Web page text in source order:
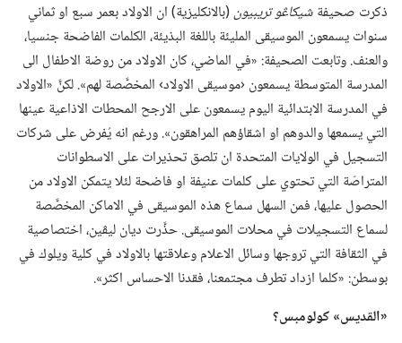
ذكرت صحيفةشيكاڠو تريبيون‏(‏بالانكليزية)‏ ان الاولاد بعمر سبع او ثماني
سنوات يسمعون الموسيقى المليئة باللغة البذيئة،‏ الكلمات الفاضحة جنسيا،‏
والعنف.‏ وتابعت الصحيفة:‏ «في الماضي،‏ كان الاولاد من روضة الاطفال الى
المدرسة المتوسطة يسمعون ‹موسيقى الاولاد› المخصَّصة لهم».‏ لكنَّ «الاولاد
في المدرسة الابتدائية اليوم يسمعون على الارجح المحطات الاذاعية عينها
التي يسمعها والدوهم او اشقاؤهم المراهقون».‏ ورغم انه يُفرض على شركات
التسجيل في الولايات المتحدة ان تلصق تحذيرات على الاسطوانات
المتراصّة التي تحتوي على كلمات عنيفة او فاضحة لئلا يتمكن الاولاد من
الحصول عليها،‏ فمن السهل سماع هذه الموسيقى في الاماكن المخصَّصة
لسماع التسجيلات في محلات الموسيقى.‏ حذَّرت ديان ليڤين،‏ اختصاصية
في الثقافة التي تروجها وسائل الاعلام وعلاقتها بالاولاد في كلية ويلوك في
بوسطن:‏ «كلما ازداد تطرف مجتمعنا،‏ فقدنا الاحساس اكثر».‏
‏«القديس» كولومبس؟‏